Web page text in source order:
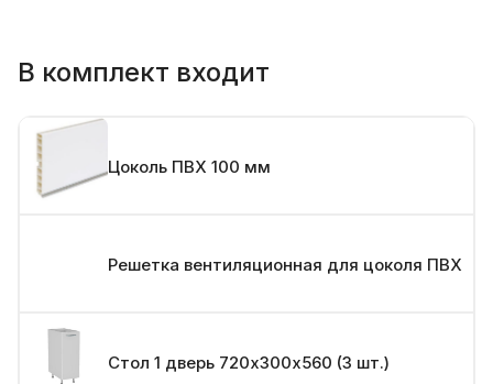
В комплект входит
Цоколь ПВХ 100 мм
Решетка вентиляционная для цоколя ПВХ
Стол 1 дверь 720х300х560 (3 шт.)